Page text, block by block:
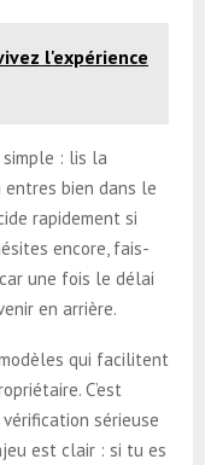
l'expérience
: lis la
bien dans le
rapidement si
encore, fais-
une fois le délai
en arrière.
qui facilitent
C’est
sérieuse
est clair : si tu es